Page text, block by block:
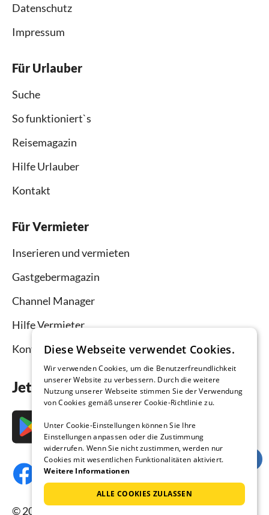
Datenschutz
Impressum
Für Urlauber
Suche
So funktioniert`s
Reisemagazin
Hilfe Urlauber
Kontakt
Für Vermieter
Inserieren und vermieten
Gastgebermagazin
Channel Manager
Hilfe Vermieter
Kontakt
Jetzt die App downloaden
© 2026 Ferienhausmiete.de, alle Rechte
Diese Webseite verwendet Cookies.
Wir verwenden Cookies, um die Benutzerfreundlichkeit
unserer Website zu verbessern. Durch die weitere
Nutzung unserer Webseite stimmen Sie der Verwendung
von Cookies gemäß unserer Cookie-Richtlinie zu.
Unter Cookie-Einstellungen können Sie Ihre
Einstellungen anpassen oder die Zustimmung
widerrufen. Wenn Sie nicht zustimmen, werden nur
Cookies mit wesentlichen Funktionalitäten aktiviert.
Weitere Informationen
ALLE COOKIES ZULASSEN